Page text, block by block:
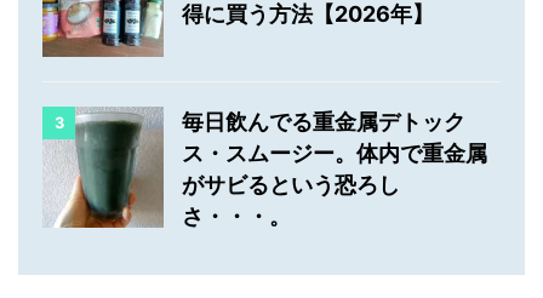
得に買う方法【2026年】
3
毎日飲んでる重金属デトック
ス・スムージー。体内で重金属
がサビるという恐ろし
さ・・・。